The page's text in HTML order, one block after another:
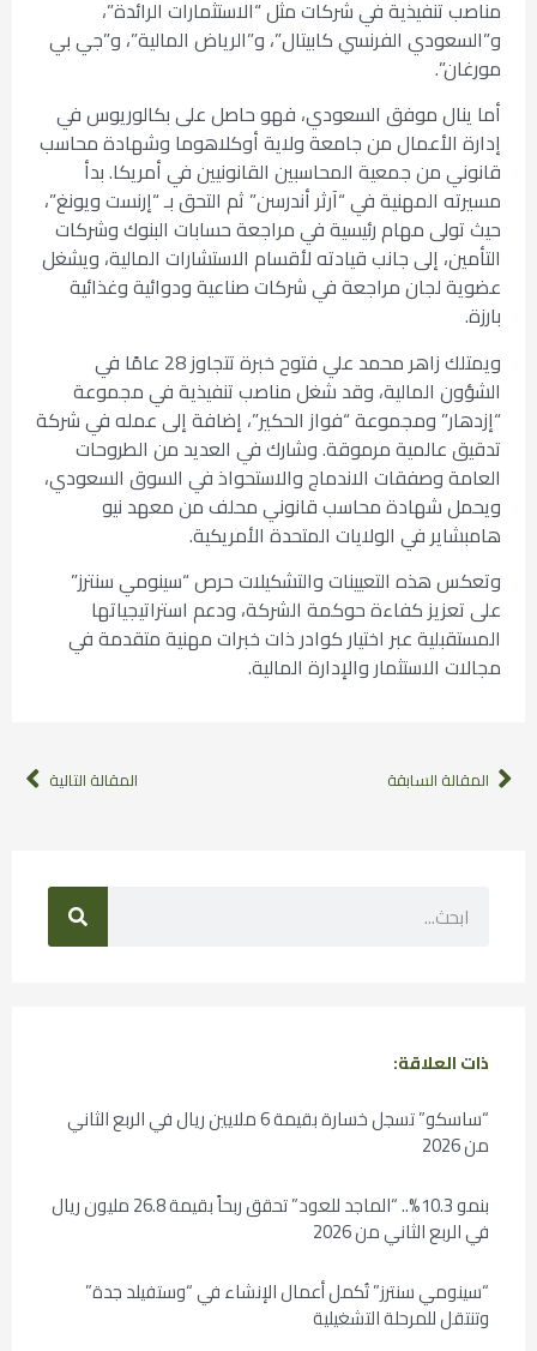
مناصب تنفيذية في شركات مثل “الاستثمارات الرائدة”،
و”السعودي الفرنسي كابيتال”، و”الرياض المالية”، و”جي بي
مورغان”.
أما ينال موفق السعودي، فهو حاصل على بكالوريوس في
إدارة الأعمال من جامعة ولاية أوكلاهوما وشهادة محاسب
قانوني من جمعية المحاسبين القانونيين في أمريكا. بدأ
مسيرته المهنية في “آرثر أندرسن” ثم التحق بـ “إرنست ويونغ”،
حيث تولى مهام رئيسية في مراجعة حسابات البنوك وشركات
التأمين، إلى جانب قيادته لأقسام الاستشارات المالية، ويشغل
عضوية لجان مراجعة في شركات صناعية ودوائية وغذائية
بارزة.
ويمتلك زاهر محمد علي فتوح خبرة تتجاوز 28 عامًا في
الشؤون المالية، وقد شغل مناصب تنفيذية في مجموعة
“إزدهار” ومجموعة “فواز الحكير”، إضافة إلى عمله في شركة
تدقيق عالمية مرموقة. وشارك في العديد من الطروحات
العامة وصفقات الاندماج والاستحواذ في السوق السعودي،
ويحمل شهادة محاسب قانوني محلف من معهد نيو
هامبشاير في الولايات المتحدة الأمريكية.
وتعكس هذه التعيينات والتشكيلات حرص “سينومي سنترز”
على تعزيز كفاءة حوكمة الشركة، ودعم استراتيجياتها
المستقبلية عبر اختيار كوادر ذات خبرات مهنية متقدمة في
مجالات الاستثمار والإدارة المالية.
المقالة السابقة المقالة التالية
ذات العلاقة:
“ساسكو” تسجل خسارة بقيمة 6 ملايين ريال في الربع الثاني
من 2026
بنمو 10.3%.. “الماجد للعود” تحقق ربحاً بقيمة 26.8 مليون ريال
في الربع الثاني من 2026
“سينومي سنترز” تُكمل أعمال الإنشاء في “وستفيلد جدة”
وتنتقل للمرحلة التشغيلية